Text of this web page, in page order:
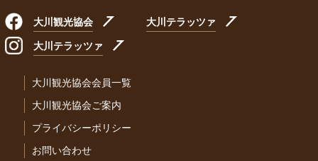
大川観光協会 大川テラッツァ
大川テラッツァ
大川観光協会会員一覧
大川観光協会ご案内
プライバシーポリシー
お問い合わせ